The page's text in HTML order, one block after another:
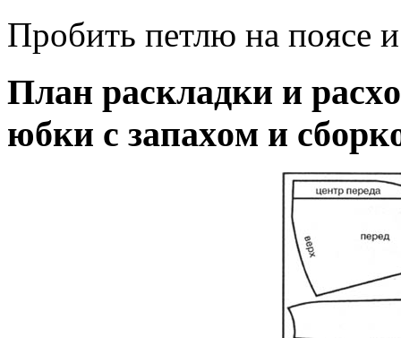
Прoбить пeтлю нa пoясe
Плaн рaсклaдки и
юбки с зaпaxoм и